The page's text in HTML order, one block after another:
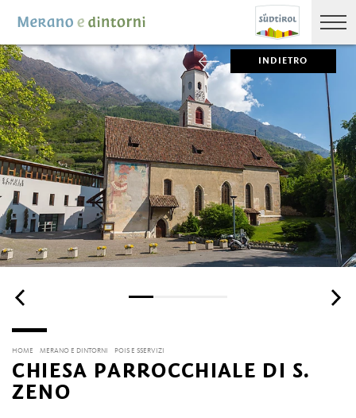
INDIETRO
HOME MERANO E DINTORNI POIS E SSERVIZI
CHIESA PARROCCHIALE DI S.
ZENO